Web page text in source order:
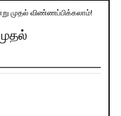
முதல் விண்ணப்பிக்கலாம்!